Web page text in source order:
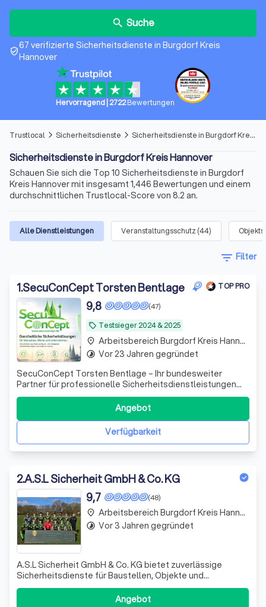
search Suche
verified_user
67 verifizierte Sicherheitsdienste in Burgdorf Kreis
Hannover
Hervorragend| 2722 Bewertungen
Trustlocal arrow_forward_ios Sicherheitsdienste arrow_forward_ios Sicherheitsdienste in Burgdorf Kreis Hannover
Sicherheitsdienste in Burgdorf Kreis Hannover
Schauen Sie sich die Top 10 Sicherheitsdienste in Burgdorf
Kreis Hannover mit insgesamt 1,446 Bewertungen und einem
durchschnittlichen Trustlocal-Score von 8.2 an.
Alle Dienstleistungen Veranstaltungsschutz(44)
filter_list Filter
1.SecuConCept Torsten Bentlage TOP PRO
local_offer Testsieger 2024 & 2025
(47)
9,8
SecuConCept Torsten Bentlage – Ihr bundesweiter
Partner für professionelle Sicherheitsdienstleistungen
SecuConCept Torsten Bentlage steht seit über 20 Jahren
für zuverlässige, nachhaltige und hochwertige
Sicherheitslösungen für Unternehmen, Industrie, Logistik,
Energieversorger und öffentliche Auft
Verfügbarkeit
Angebot
place Arbeitsbereich Burgdorf Kreis Hannover
timelapse Vor 23 Jahren gegründet
2.A.S.L Sicherheit GmbH & Co. KG
(48)
9,7
A.S.L Sicherheit GmbH & Co. KG bietet zuverlässige
Sicherheitsdienste für Baustellen, Objekte und
Veranstaltungen – professionell, flexibel und
Angebot
place Arbeitsbereich Burgdorf Kreis Hannover
timelapse Vor 3 Jahren gegründet